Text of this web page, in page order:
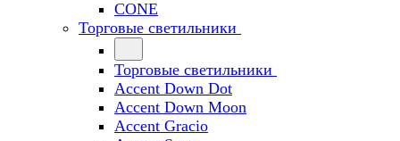
CONE
Торговые светильники
Торговые светильники
Accent Down Dot
Accent Down Moon
Accent Gracio